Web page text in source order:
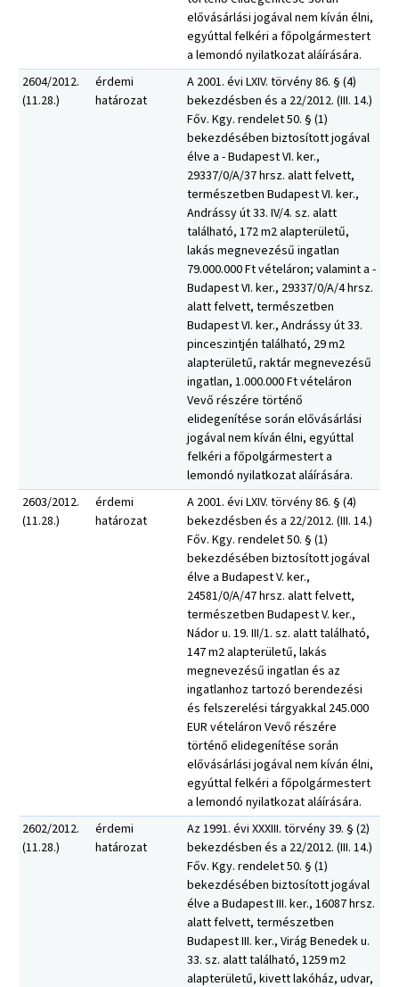
elővásárlási jogával nem kíván élni,
egyúttal felkéri a főpolgármestert
a lemondó nyilatkozat aláírására.
2604/2012.
(11.28.)
érdemi
határozat
A 2001. évi LXIV. törvény 86. § (4)
bekezdésben és a 22/2012. (III. 14.)
Főv. Kgy. rendelet 50. § (1)
bekezdésében biztosított jogával
élve a - Budapest VI. ker.,
29337/0/A/37 hrsz. alatt felvett,
természetben Budapest VI. ker.,
Andrássy út 33. IV/4. sz. alatt
található, 172 m2 alapterületű,
lakás megnevezésű ingatlan
79.000.000 Ft vételáron; valamint a -
Budapest VI. ker., 29337/0/A/4 hrsz.
alatt felvett, természetben
Budapest VI. ker., Andrássy út 33.
pinceszintjén található, 29 m2
alapterületű, raktár megnevezésű
ingatlan, 1.000.000 Ft vételáron
Vevő részére történő
elidegenítése során elővásárlási
jogával nem kíván élni, egyúttal
felkéri a főpolgármestert a
lemondó nyilatkozat aláírására.
2603/2012.
(11.28.)
érdemi
határozat
A 2001. évi LXIV. törvény 86. § (4)
bekezdésben és a 22/2012. (III. 14.)
Főv. Kgy. rendelet 50. § (1)
bekezdésében biztosított jogával
élve a Budapest V. ker.,
24581/0/A/47 hrsz. alatt felvett,
természetben Budapest V. ker.,
Nádor u. 19. III/1. sz. alatt található,
147 m2 alapterületű, lakás
megnevezésű ingatlan és az
ingatlanhoz tartozó berendezési
és felszerelési tárgyakkal 245.000
EUR vételáron Vevő részére
történő elidegenítése során
elővásárlási jogával nem kíván élni,
egyúttal felkéri a főpolgármestert
a lemondó nyilatkozat aláírására.
2602/2012.
(11.28.)
érdemi
határozat
Az 1991. évi XXXIII. törvény 39. § (2)
bekezdésben és a 22/2012. (III. 14.)
Főv. Kgy. rendelet 50. § (1)
bekezdésében biztosított jogával
élve a Budapest III. ker., 16087 hrsz.
alatt felvett, természetben
Budapest III. ker., Virág Benedek u.
33. sz. alatt található, 1259 m2
alapterületű, kivett lakóház, udvar,